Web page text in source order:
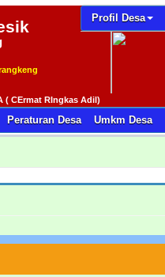
Profil Desa
RIngkas Adil)
Peraturan Desa Umkm Desa